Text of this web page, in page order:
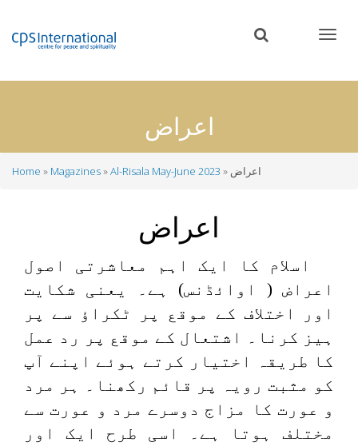
content
اعراض
Home Magazines Al-Risala May-June 2023 اعراض
اعراض
اسلام کا ایک اہم معاشرتی اصول
اعراض ( اوائڈنس) ہے۔ یعنی شکایت
اور اختلاف کے موقع پر ٹکراؤ سے پر
ہیز کرنا۔ اشتعال کے موقع پر رد عمل
کا طریقہ اختیار کرتے ہوئے اپنے آپ
کو مثبت رویہ پر قائم رکھنا۔ ہر مرد
و عورت کا مزاج دوسرے مرد و عورت سے
مختلف ہوتا ہے۔ اسی طرح ایک اور